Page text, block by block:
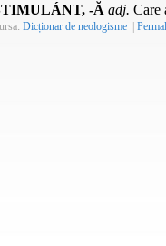
-Ă adj. Care
Dicționar de neologisme |